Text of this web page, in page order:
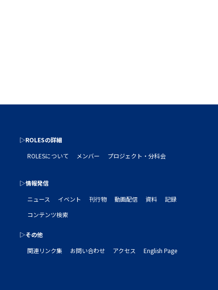
▷ROLESの詳細
ROLESについて
メンバー プロジェクト・分科会
▷情報発信
ニュース
イベント 刊行物 動画配信 資料
記録
コンテンツ検索
▷その他
関連リンク集
お問い合わせ アクセス English Page